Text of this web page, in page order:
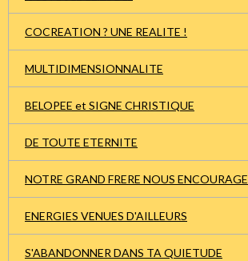
COCREATION ? UNE REALITE !
MULTIDIMENSIONNALITE
BELOPEE et SIGNE CHRISTIQUE
DE TOUTE ETERNITE
NOTRE GRAND FRERE NOUS ENCOURAGE
ENERGIES VENUES D'AILLEURS
S'ABANDONNER DANS TA QUIETUDE